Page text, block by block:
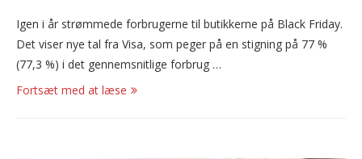
Igen i år strømmede forbrugerne til butikkerne på Black Friday.
Det viser nye tal fra Visa, som peger på en stigning på 77 %
(77,3 %) i det gennemsnitlige forbrug …
Fortsæt med at læse